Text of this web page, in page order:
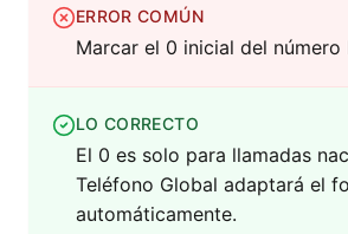
ERROR COMÚN
Marcar el 0 inicial del número
LO CORRECTO
El 0 es solo para llamadas
Teléfono Global adaptará el
automáticamente.